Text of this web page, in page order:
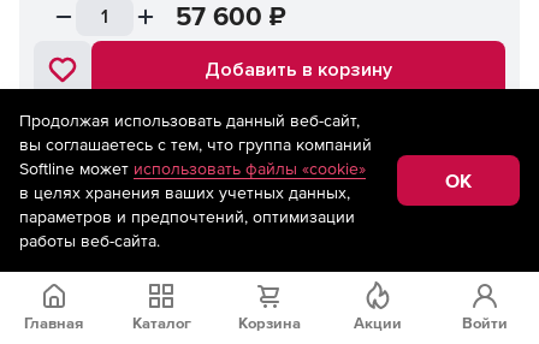
57 600 ₽
Добавить в корзину
Модуль ПЗ.XML из Pilot (лицензия на 10 подключений,
годовая) (с НДС) (КВЕРТА)
ASCON_PPO1_ОО-0062114
Возврат НДС 22%
Доставка на почту 19 августа или раньше
Главная Каталог Корзина Акции Войти
Продолжая использовать данный веб-сайт,
вы соглашаетесь с тем, что группа компаний
Softline может использовать файлы «cookie»
в целях хранения ваших учетных данных,
параметров и предпочтений, оптимизации
работы веб-сайта.
OK